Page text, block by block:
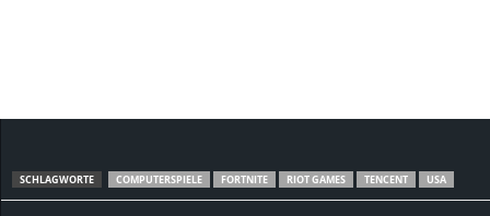
SCHLAGWORTE COMPUTERSPIELE FORTNITE RIOT GAMES TENCENT USA